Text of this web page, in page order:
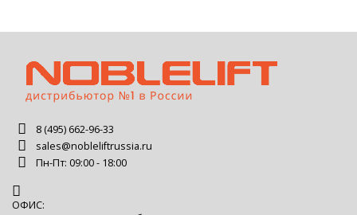
8 (495) 662-96-33
sales@nobleliftrussia.ru
Пн-Пт: 09:00 - 18:00
ОФИС: